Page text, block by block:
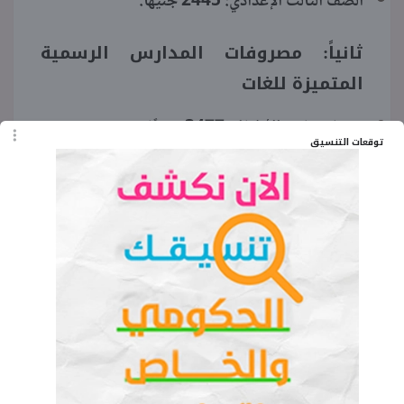
توقعات التنسيق
ثانياً: مصروفات المدارس الرسمية
المتميزة للغات
مرحلة رياض الأطفال: 3477 جنيهًا.
جنيهًا.
الصفوف (الرابع والخامس والسادس الابتدائي):
الصفان (الأول والثاني الإعدادي): 5173 جنيهًا.
الصف الثالث الإعدادي: 4973 جنيهًا.